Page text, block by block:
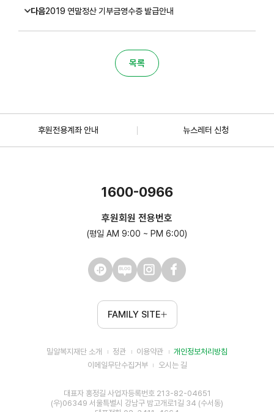
다음2019 연말정산 기부금영수증 발급안내
목록
후원전용계좌 안내 뉴스레터 신청
1600-0966
후원회원 전용번호
(평일 AM 9:00 ~ PM 6:00)
FAMILY SITE
밀알복지재단 소개 정관 이용약관
개인정보처리방침
이메일무단수집거부
오시는 길
대표자 홍정길 사업자등록번호 213-82-04651
(우)06349 서울특별시 강남구 밤고개로1길 34 (수서동)